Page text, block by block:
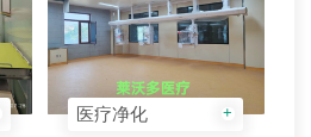
医疗净化 +